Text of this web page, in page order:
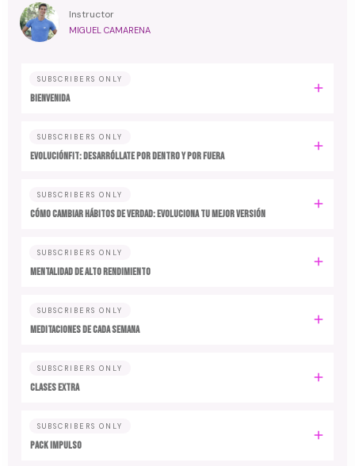
Instructor
MIGUEL CAMARENA
SUBSCRIBERS ONLY
BIENVENIDA
SUBSCRIBERS ONLY
EvoluciónFit: desarróllate por dentro y por fuera
SUBSCRIBERS ONLY
Cómo cambiar hábitos de verdad: evoluciona tu mejor versión
SUBSCRIBERS ONLY
MENTALIDAD DE ALTO RENDIMIENTO
SUBSCRIBERS ONLY
MEDITACIONES DE CADA SEMANA
SUBSCRIBERS ONLY
CLASES EXTRA
SUBSCRIBERS ONLY
PACK IMPULSO